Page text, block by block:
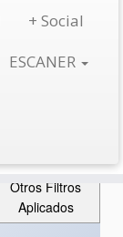
+ Social
ESCANER
Otros Filtros
Aplicados